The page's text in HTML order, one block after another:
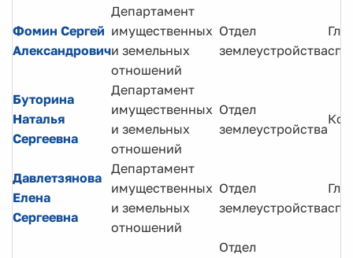
Фомин Сергей
Александрович
Департамент
имущественных
и земельных
отношений
Отдел
землеустройства
Буторина
Наталья
Сергеевна
Департамент
имущественных
и земельных
отношений
Отдел
землеустройства
Давлетзянова
Елена
Сергеевна
Департамент
имущественных
и земельных
отношений
Отдел
землеустройства
Отдел